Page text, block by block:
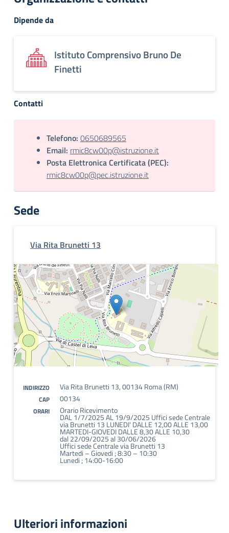
Dipende da
Istituto Comprensivo Bruno De
Finetti
Contatti
Telefono: 0650689565
Email: rmic8cw00p@istruzione.it
Posta Elettronica Certificata (PEC):
rmic8cw00p@pec.istruzione.it
Sede
Via Rita Brunetti 13
INDIRIZZO Via Rita Brunetti 13, 00134 Roma (RM)
CAP 00134
ORARI Orario Ricevimento
DAL 1/7/2025 AL 19/9/2025 Uffici sede Centrale
via Brunetti 13 LUNEDI' DALLE 12,00 ALLE 13,00
MARTEDI-GIOVEDI DALLE 8,30 ALLE 10,30
dal 22/09/2025 al 30/06/2026
Uffici sede Centrale via Brunetti 13
Martedi – Giovedi ; 8:30 – 10:30
Lunedi ; 14:00-16:00
Ulteriori informazioni